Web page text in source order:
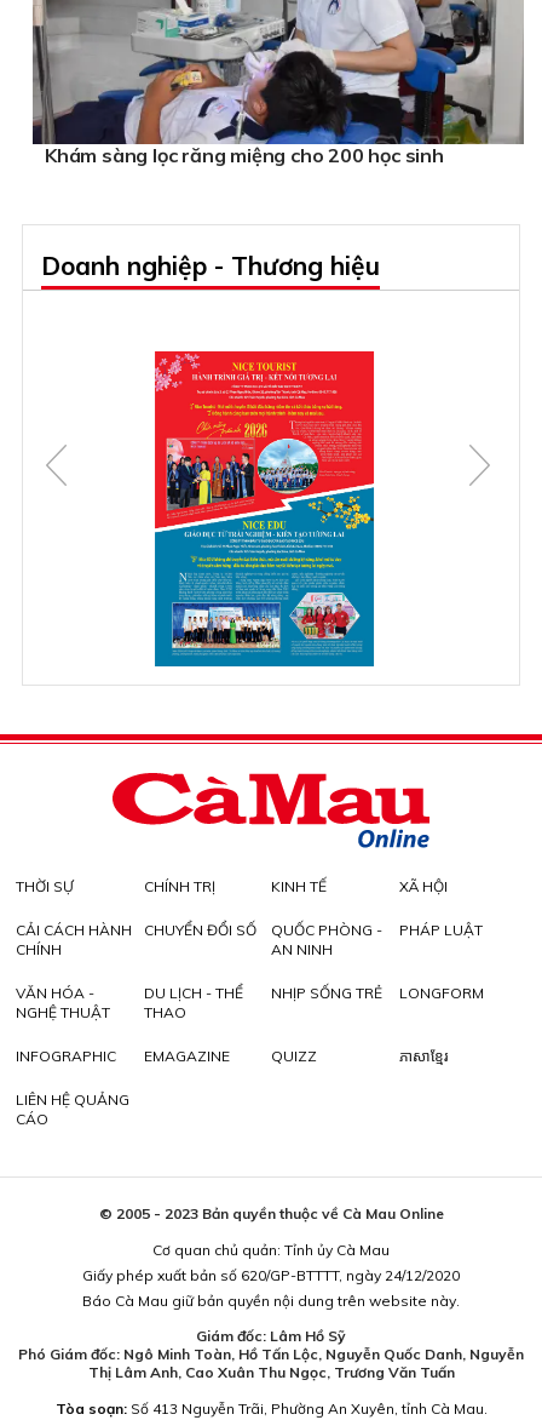
Khám sàng lọc răng miệng cho 200 học sinh
Doanh nghiệp - Thương hiệu
THỜI SỰ CHÍNH TRỊ KINH TẾ XÃ HỘI
CẢI CÁCH HÀNH
CHÍNH
CHUYỂN ĐỔI SỐ
QUỐC PHÒNG -
AN NINH
PHÁP LUẬT
VĂN HÓA -
NGHỆ THUẬT
DU LỊCH - THỂ
THAO
NHỊP SỐNG TRẺ LONGFORM
INFOGRAPHIC EMAGAZINE QUIZZ ភាសាខ្មែរ
LIÊN HỆ QUẢNG
CÁO
© 2005 - 2023 Bản quyền thuộc về Cà Mau Online
Cơ quan chủ quản: Tỉnh ủy Cà Mau
Giấy phép xuất bản số 620/GP-BTTTT, ngày 24/12/2020
Báo Cà Mau giữ bản quyền nội dung trên website này.
Giám đốc: Lâm Hồ Sỹ
Phó Giám đốc: Ngô Minh Toàn, Hồ Tấn Lộc, Nguyễn Quốc Danh, Nguyễn
Thị Lâm Anh, Cao Xuân Thu Ngọc, Trương Văn Tuấn
Tòa soạn:Số 413 Nguyễn Trãi, Phường An Xuyên, tỉnh Cà Mau.